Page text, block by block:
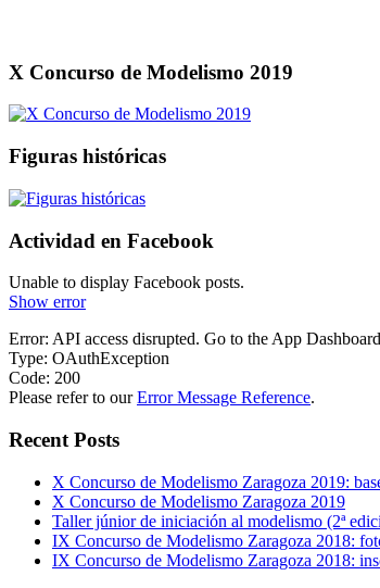
X Concurso de Modelismo 2019
Figuras históricas
Actividad en Facebook
Unable to display Facebook posts.
Show error
Error: API access disrupted. Go to the App
Type: OAuthException
Code: 200
Please refer to ourError Message Reference.
Recent Posts
X Concurso de Modelismo Zaragoza 2019:
X Concurso de Modelismo Zaragoza 2019
Taller júnior de iniciación al modelismo (2ª
IX Concurso de Modelismo Zaragoza 2018:
IX Concurso de Modelismo Zaragoza 2018: